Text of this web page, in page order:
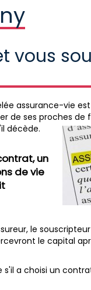
vous
assurance-vie
de ses proches
décède.
un
de vie
le
le capital
a choisi un